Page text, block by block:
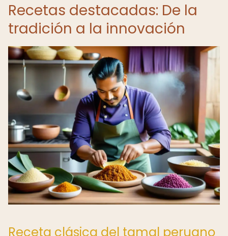
Recetas destacadas: De la
tradición a la innovación
Receta clásica del tamal peruano